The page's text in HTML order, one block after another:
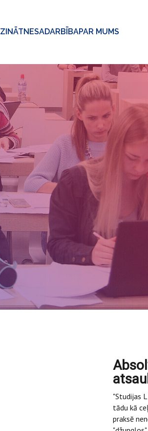
ZINĀTNESADARBĪBAPAR MUMS
"Studijas
tādu kā
praksē